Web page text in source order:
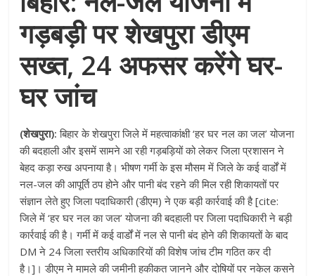
गड़बड़ी पर शेखपुरा डीएम
सख्त, 24 अफसर करेंगे घर-
घर जांच
(शेखपुरा): बिहार के शेखपुरा जिले में महत्वाकांक्षी ‘हर घर नल का जल’ योजना
की बदहाली और इसमें सामने आ रही गड़बड़ियों को लेकर जिला प्रशासन ने
बेहद कड़ा रुख अपनाया है। भीषण गर्मी के इस मौसम में जिले के कई वार्डों में
नल-जल की आपूर्ति ठप होने और पानी बंद रहने की मिल रही शिकायतों पर
संज्ञान लेते हुए जिला पदाधिकारी (डीएम) ने एक बड़ी कार्रवाई की है [cite:
जिले में ‘हर घर नल का जल’ योजना की बदहाली पर जिला पदाधिकारी ने बड़ी
कार्रवाई की है। गर्मी में कई वार्डों में नल से पानी बंद होने की शिकायतों के बाद
DM ने 24 जिला स्तरीय अधिकारियों की विशेष जांच टीम गठित कर दी
है।]। डीएम ने मामले की जमीनी हकीकत जानने और दोषियों पर नकेल कसने